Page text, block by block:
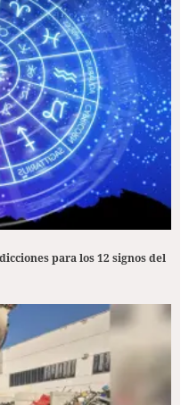
para los 12 signos del